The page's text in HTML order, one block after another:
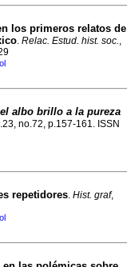
los primeros relatos de
. Relac. Estud. hist. soc.,
albo brillo a la pureza
no.72, p.157-161. ISSN
repetidores. Hist. graf,